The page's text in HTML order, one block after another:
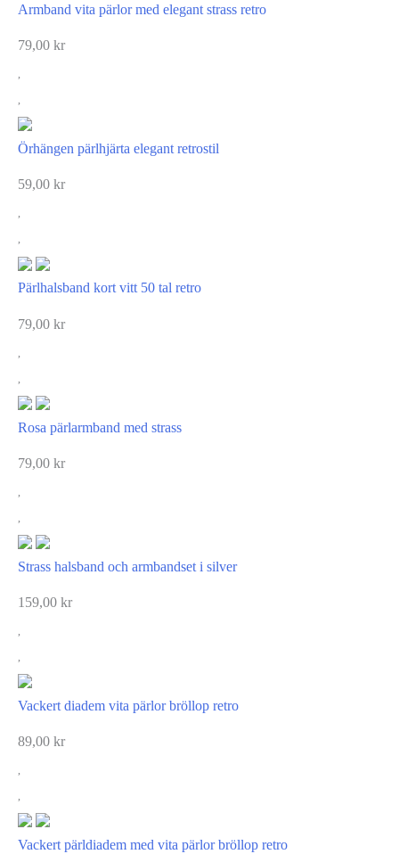
Armband vita pärlor med elegant strass retro
79,00 kr
Örhängen pärlhjärta elegant retrostil
59,00 kr
Pärlhalsband kort vitt 50 tal retro
79,00 kr
Rosa pärlarmband med strass
79,00 kr
Strass halsband och armbandset i silver
159,00 kr
Vackert diadem vita pärlor bröllop retro
89,00 kr
Vackert pärldiadem med vita pärlor bröllop retro